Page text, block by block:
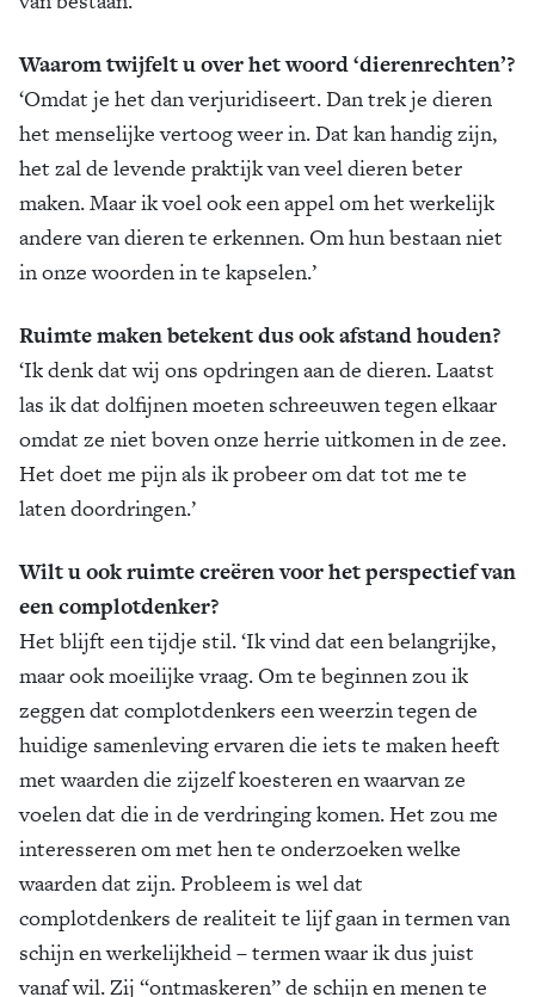
Waarom twijfelt u over het woord ‘dierenrechten’?
‘Omdat je het dan verjuridiseert. Dan trek je dieren
het menselijke vertoog weer in. Dat kan handig zijn,
het zal de levende praktijk van veel dieren beter
maken. Maar ik voel ook een appel om het werkelijk
andere van dieren te erkennen. Om hun bestaan niet
in onze woorden in te kapselen.’
Ruimte maken betekent dus ook afstand houden?
‘Ik denk dat wij ons opdringen aan de dieren. Laatst
las ik dat dolfijnen moeten schreeuwen tegen elkaar
omdat ze niet boven onze herrie uitkomen in de zee.
Het doet me pijn als ik probeer om dat tot me te
laten doordringen.’
Wilt u ook ruimte creëren voor het perspectief van
een complotdenker?
Het blijft een tijdje stil. ‘Ik vind dat een belangrijke,
maar ook moeilijke vraag. Om te beginnen zou ik
zeggen dat complotdenkers een weerzin tegen de
huidige samenleving ervaren die iets te maken heeft
met waarden die zijzelf koesteren en waarvan ze
voelen dat die in de verdringing komen. Het zou me
interesseren om met hen te onderzoeken welke
waarden dat zijn. Probleem is wel dat
complotdenkers de realiteit te lijf gaan in termen van
schijn en werkelijkheid – termen waar ik dus juist
vanaf wil. Zij “ontmaskeren” de schijn en menen te